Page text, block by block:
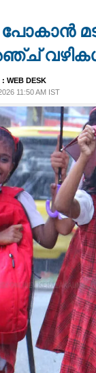
: WEB DESK
11:50 AM IST